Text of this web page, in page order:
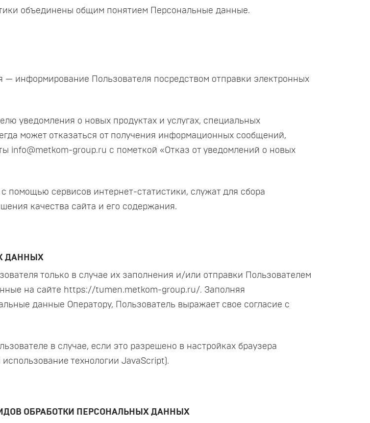
объединены общим понятием Персональные данные.
— информирование Пользователя посредством отправки электронных
уведомления о новых продуктах и услугах, специальных
может отказаться от получения информационных сообщений,
info@metkom-group.ru с пометкой «Отказ от уведомлений о новых
помощью сервисов интернет-статистики, служат для сбора
качества сайта и его содержания.
ДАННЫХ
только в случае их заполнения и/или отправки Пользователем
на сайте https://tumen.metkom-group.ru/. Заполняя
данные Оператору, Пользователь выражает свое согласие с
в случае, если это разрешено в настройках браузера
технологии JavaScript).
ОБРАБОТКИ ПЕРСОНАЛЬНЫХ ДАННЫХ